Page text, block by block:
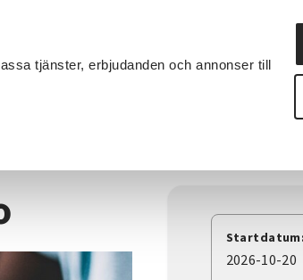
tjänster, erbjudanden och annonser till
Startdatum:
2026-10-20